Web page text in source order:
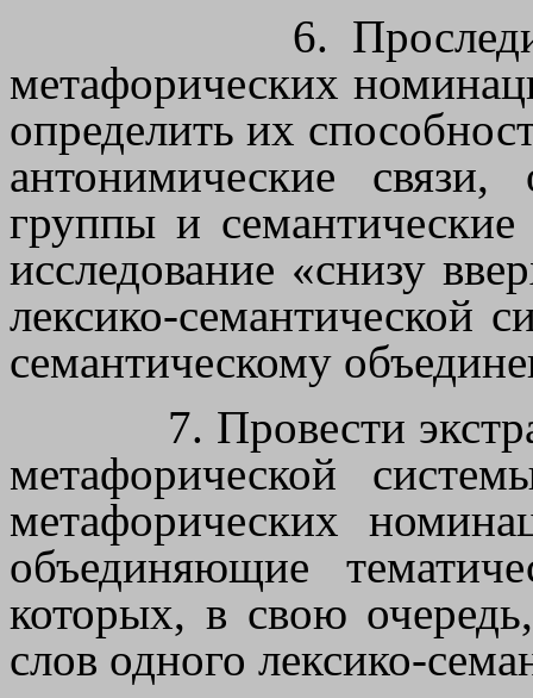
6.
метафорических
определить их
антонимические связи,
группы и
исследование «снизу
лексико-семантической
семантическому
7. Провести
метафорической
метафорических
объединяющие
которых, в свою
слов одного лексико-